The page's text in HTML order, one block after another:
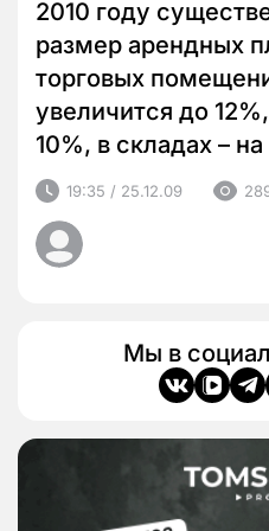
2010 году
размер арендных
торговых
увеличится до
10%, в складах –
19:35 / 25.12.09
Мы в